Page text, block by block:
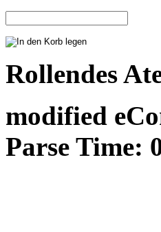
Rollendes
modified
Parse Time: